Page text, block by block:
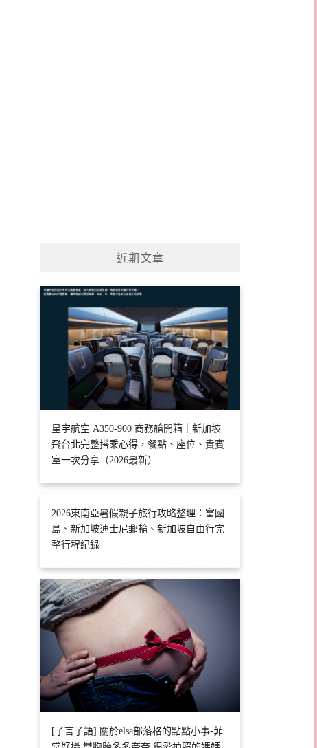
近期文章
星宇航空 A350-900 商務艙開箱｜新加坡
飛台北完整搭乘心得，餐點、座位、貴賓
室一次分享（2026最新）
2026東南亞暑假親子旅行攻略整理：富國
島、新加坡迪士尼郵輪、新加坡自由行完
整行程紀錄
[子言子語] 關於elsa部落格的點點小事-菲